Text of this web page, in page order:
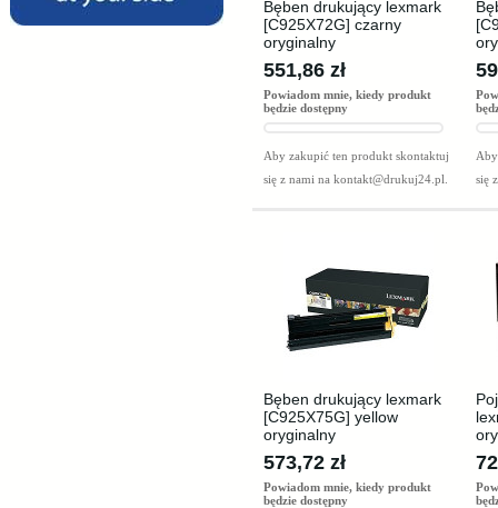
Bęben drukujący lexmark
[C925X72G] czarny
oryginalny
551,86 zł
Powiadom mnie, kiedy produkt
będzie dostępny
Aby zakupić ten produkt skontaktuj
się z nami na kontakt@drukuj24.pl
się
Bęben drukujący lexmark
[C925X75G] yellow
oryginalny
573,72 zł
Powiadom mnie, kiedy produkt
będzie dostępny